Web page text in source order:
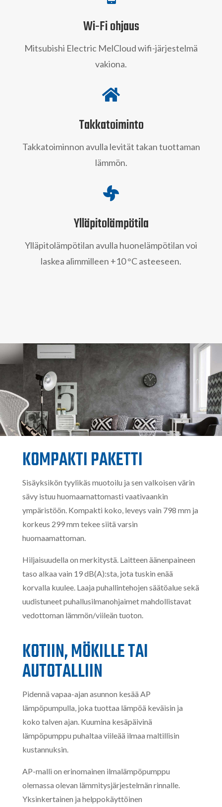
Wi-Fi ohjaus
Mitsubishi Electric MelCloud wifi-järjestelmä
vakiona.

Takkatoiminto
Takkatoiminnon avulla levität takan tuottaman
lämmön.

Ylläpitolämpötila
Ylläpitolämpötilan avulla huonelämpötilan voi
laskea alimmilleen +10°C asteeseen.
KOMPAKTI PAKETTI
Sisäyksikön tyylikäs muotoilu ja sen valkoisen värin
sävy istuu huomaamattomasti vaativaankin
ympäristöön. Kompakti koko, leveys vain 798 mm ja
korkeus 299 mm tekee siitä varsin
huomaamattoman.
Hiljaisuudella on merkitystä. Laitteen äänenpaineen
taso alkaa vain 19 dB(A):sta, jota tuskin enää
korvalla kuulee. Laaja puhallintehojen säätöalue sekä
uudistuneet puhallusilmanohjaimet mahdollistavat
vedottoman lämmön/viileän tuoton.
KOTIIN, MÖKILLE TAI
AUTOTALLIIN
Pidennä vapaa-ajan asunnon kesää AP
lämpöpumpulla, joka tuottaa lämpöä keväisin ja
koko talven ajan. Kuumina kesäpäivinä
lämpöpumppu puhaltaa viileää ilmaa maltillisin
kustannuksin.
AP-malli on erinomainen ilmalämpöpumppu
olemassa olevan lämmitysjärjestelmän rinnalle.
Yksinkertainen ja helppokäyttöinen